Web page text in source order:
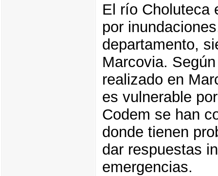
El río Choluteca
por
departamento,
Marcovia.
realizado en
es vulnerable
Codem se han
donde tienen
dar respuestas
emergencias.